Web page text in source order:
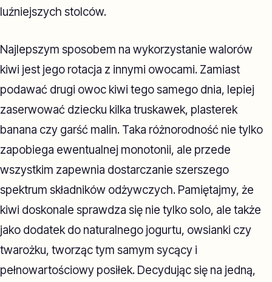
luźniejszych stolców.
Najlepszym sposobem na wykorzystanie walorów
kiwi jest jego rotacja z innymi owocami. Zamiast
podawać drugi owoc kiwi tego samego dnia, lepiej
zaserwować dziecku kilka truskawek, plasterek
banana czy garść malin. Taka różnorodność nie tylko
zapobiega ewentualnej monotonii, ale przede
wszystkim zapewnia dostarczanie szerszego
spektrum składników odżywczych. Pamiętajmy, że
kiwi doskonale sprawdza się nie tylko solo, ale także
jako dodatek do naturalnego jogurtu, owsianki czy
twarożku, tworząc tym samym sycący i
pełnowartościowy posiłek. Decydując się na jedną,